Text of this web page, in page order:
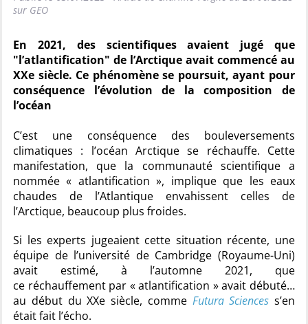
sur GEO
En 2021, des scientifiques avaient jugé que
"l’atlantification" de l’Arctique avait commencé au
XXe siècle. Ce phénomène se poursuit, ayant pour
conséquence l’évolution de la composition de
l’océan
C’est une conséquence des bouleversements
climatiques : l’océan Arctique se réchauffe. Cette
manifestation, que la communauté scientifique a
nommée « atlantification », implique que les eaux
chaudes de l’Atlantique envahissent celles de
l’Arctique, beaucoup plus froides.
Si les experts jugeaient cette situation récente, une
équipe de l’université de Cambridge (Royaume-Uni)
avait estimé, à l’automne 2021, que
ce réchauffement par « atlantification » avait débuté…
au début du XXe siècle, comme Futura Sciences s’en
était fait l’écho.